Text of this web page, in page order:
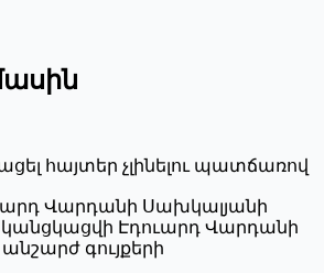
հայտեր չլինելու պատճառով
Վարդանի Սախկալյանի
կանցկացվի Էդուարդ Վարդանի
գույքերի